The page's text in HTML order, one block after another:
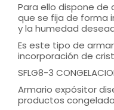
Para ello dispone de
que se fija de forma
y la humedad
Es este tipo de
incorporación de
SFLG8-3
Armario expósitor
productos